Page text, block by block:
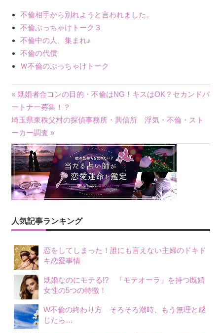
不倫相手から別れようと言われました。
不倫ぶっちゃけトーク３
不倫中の人、集まれ♪
不倫の代償
Ｗ不倫のぶっちゃけトーク
投
稿
ナ
ビ
ゲ
ー
シ
ン
« 既婚者合コンの目的・不倫はNG！キスはOK？セカンドパ
ートナー募集！？
埼玉県東秩父村の探偵事務所・興信所 浮気・不倫・スト
ーカー調査 »
人気記事ランキング
恋をしてしまった！誰にも言えない主婦のドキド
キ恋愛事情
既婚なのにモテる!? 「モテオーラ」を持つ既婚
女性の5つの特徴！
W不倫の終わり方 そろそろ潮時、もう無理と感
じたら…